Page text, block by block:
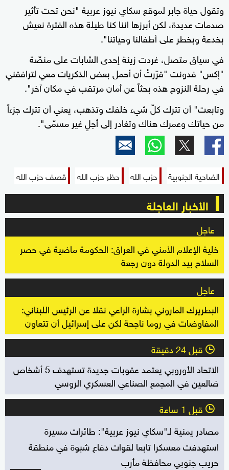
وتقول حياة جابر لموقع سكاي نيوز عربية "نحن تحت تأثير
صدمات عديدة، لكن أبرزها اننا كنا طيلة هذه الفترة نعيش
بخدعة وبخطر على أطفالنا وحياتنا".
في سياق متصل، غردت زينة إحدى الشابات على منصّة
"إكس" فدونت "قرّرتُ أن أحمل بعض الذكريات معي لترافقني
في رحلة النزوح هذه بحثاً عن أمان مرتقب في مكان آخر".
وتابعت" أن تترك كلّ شيء خلفك وتذهب، يعني أن تترك جزءاً
من حياتك وعمرك هناك وتغادر إلى أجلٍ غير مسمّى".
الضاحية الجنوبية حزب الله حظر حزب الله قصف حزب الله
الأخبار العاجلة
عاجل
خلية الإعلام الأمني في العراق: الحكومة ماضية في حصر
السلاح بيد الدولة دون رجعة
عاجل
البطريرك الماروني بشارة الراعي نقلا عن الرئيس اللبناني:
المفاوضات في روما ناجحة لكن على إسرائيل أن تتعاون
l قبل 24 دقيقة
الاتحاد الأوروبي يعتمد عقوبات جديدة تستهدف 5 أشخاص
ضالعين في المجمع الصناعي العسكري الروسي
l قبل 1 ساعة
مصادر يمنية لـ"سكاي نيوز عربية": طائرات مسيرة
استهدفت معسكرا تابعا لقوات دفاع شبوة في منطقة
حريب جنوبي محافظة مأرب